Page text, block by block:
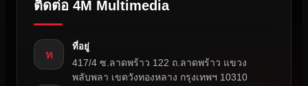
ติดต่อ 4M Multimedia
ท
ที่อยู่
417/4 ซ.ลาดพร้าว 122 ถ.ลาดพร้าว แขวง
พลับพลา เขตวังทองหลาง กรุงเทพฯ 10310